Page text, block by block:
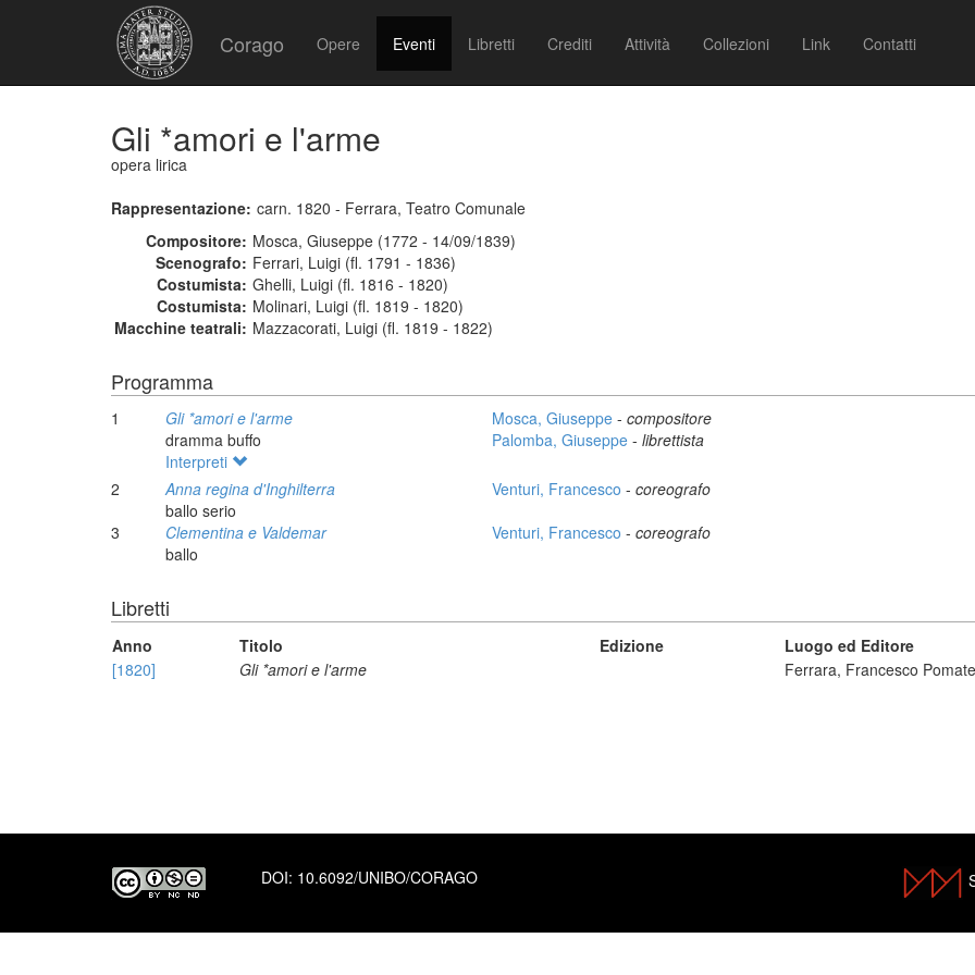
Corago Opere Eventi Libretti Crediti Attività Collezioni Link Contatti
Gli *amori e l'arme
opera lirica
Rappresentazione: carn. 1820 - Ferrara, Teatro Comunale
Compositore: Mosca, Giuseppe (1772 - 14/09/1839)
Scenografo: Ferrari, Luigi (fl. 1791 - 1836)
Costumista: Ghelli, Luigi (fl. 1816 - 1820)
Costumista: Molinari, Luigi (fl. 1819 - 1820)
Macchine teatrali: Mazzacorati, Luigi (fl. 1819 - 1822)
Programma
1
Gli *amori e l'arme
dramma buffo
Mosca, Giuseppe - compositore
Palomba, Giuseppe - librettista
Interpreti
2
Anna regina d'Inghilterra
ballo serio
Venturi, Francesco - coreografo
3
Clementina e Valdemar
ballo
Venturi, Francesco - coreografo
Libretti
Anno Titolo Edizione
Luogo ed Editore
[1820]
Gli *amori e l'arme Ferrara, Francesco
DOI: 10.6092/UNIBO/CORAGO